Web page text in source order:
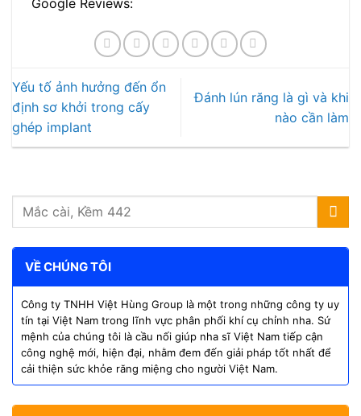
Yếu tố ảnh hưởng đến ổn
định sơ khởi trong cấy
ghép implant
Đánh lún răng là gì và khi
nào cần làm
VỀ CHÚNG TÔI
Công ty TNHH Việt Hùng Group là một trong những công ty uy
tín tại Việt Nam trong lĩnh vực phân phối khí cụ chỉnh nha. Sứ
mệnh của chúng tôi là cầu nối giúp nha sĩ Việt Nam tiếp cận
công nghệ mới, hiện đại, nhằm đem đến giải pháp tốt nhất để
cải thiện sức khỏe răng miệng cho người Việt Nam.